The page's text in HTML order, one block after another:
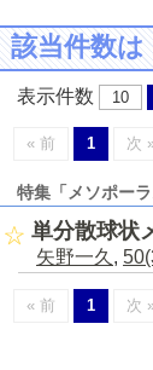
該当件数
表示件数 10
« 前 1 次
特集「メソポー
単分散球状
矢野一久 ,
« 前 1 次